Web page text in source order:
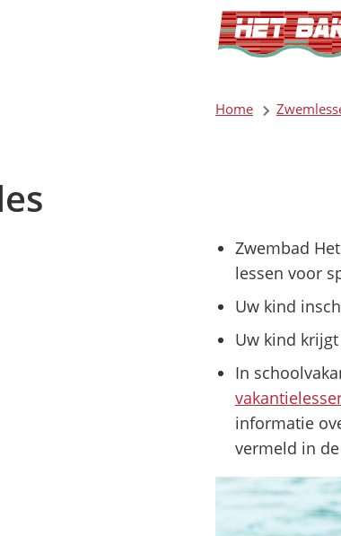
Home
Zwembad
lessen voor
Uw kind
Uw kind
In
informatie
vermeld in